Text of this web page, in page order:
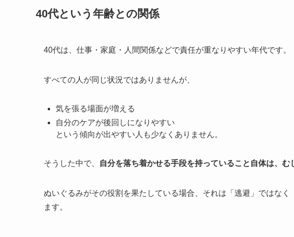
40代という年齢との関係
40代は、仕事・家庭・人間関係などで責任が重なりやすい年代です。
すべての人が同じ状況ではありませんが、
気を張る場面が増える
自分のケアが後回しになりやすい
という傾向が出やすい人も少なくありません。
そうした中で、 自分を落ち着かせる手段を持っていること自体は、む
ぬいぐるみがその役割を果たしている場合、それは「逃避」ではなく
ます。